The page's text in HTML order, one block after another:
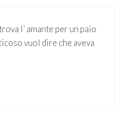
l’ amante per un paio
vuol dire che aveva